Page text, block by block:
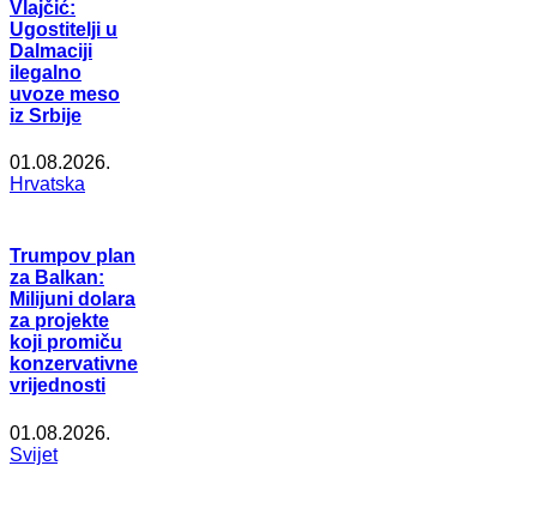
Vlajčić:
Ugostitelji u
Dalmaciji
ilegalno
uvoze meso
iz Srbije
01.08.2026.
Hrvatska
Trumpov plan
za Balkan:
Milijuni dolara
za projekte
koji promiču
konzervativne
vrijednosti
01.08.2026.
Svijet